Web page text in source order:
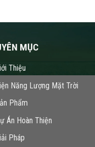
MỤC
Thiệu
Năng Lượng Mặt Trời
Phẩm
Án Hoàn Thiện
Pháp